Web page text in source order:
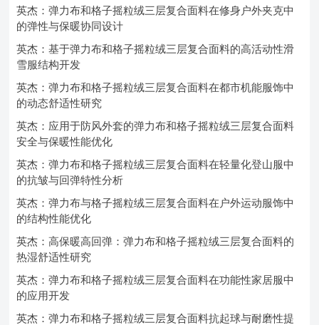
英杰：弹力布和格子摇粒绒三层复合面料在修身户外夹克中
的弹性与保暖协同设计
英杰：基于弹力布和格子摇粒绒三层复合面料的高活动性滑
雪服结构开发
英杰：弹力布和格子摇粒绒三层复合面料在都市机能服饰中
的动态舒适性研究
英杰：应用于防风外套的弹力布和格子摇粒绒三层复合面料
安全与保暖性能优化
英杰：弹力布和格子摇粒绒三层复合面料在轻量化登山服中
的抗皱与回弹特性分析
英杰：弹力布与格子摇粒绒三层复合面料在户外运动服饰中
的结构性能优化
英杰：高保暖高回弹：弹力布和格子摇粒绒三层复合面料的
热湿舒适性研究
英杰：弹力布和格子摇粒绒三层复合面料在功能性家居服中
的应用开发
英杰：弹力布和格子摇粒绒三层复合面料抗起球与耐磨性提